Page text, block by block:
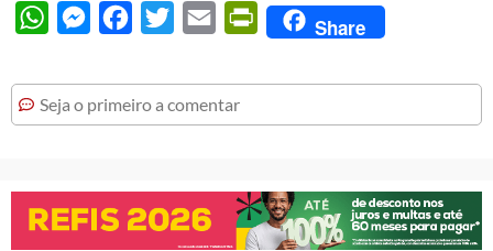
WhatsAppMessengerFacebook
Twitter Email PrintFriendly
Share
Seja o primeiro a comentar